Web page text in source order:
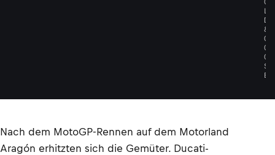
L
D
&
G
O
O
S
E
Nach dem MotoGP-Rennen auf dem Motorland
Aragón erhitzten sich die Gemüter. Ducati-